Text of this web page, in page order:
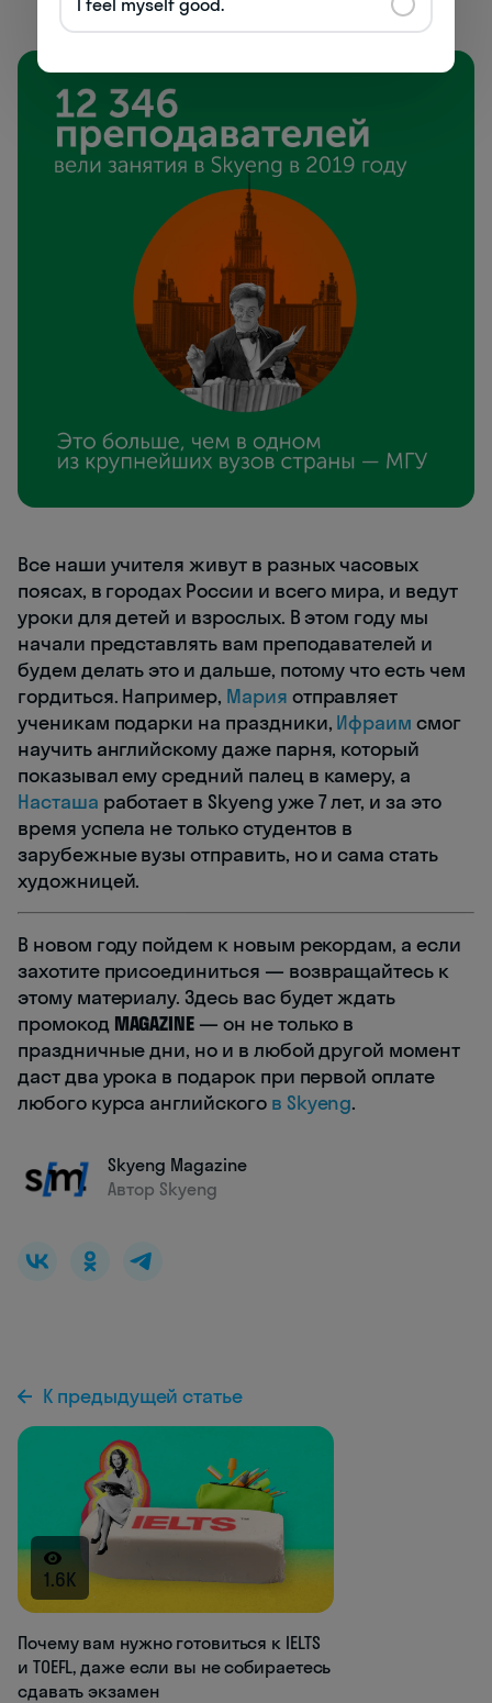
Все наши учителя живут в разных часовых
поясах, в городах России и всего мира, и ведут
уроки для детей и взрослых. В этом году мы
начали представлять вам преподавателей и
будем делать это и дальше, потому что есть чем
гордиться. Например, Мария отправляет
ученикам подарки на праздники, Ифраим смог
научить английскому даже парня, который
показывал ему средний палец в камеру, а
Насташа работает в Skyeng уже 7 лет, и за это
время успела не только студентов в
зарубежные вузы отправить, но и сама стать
художницей.
В новом году пойдем к новым рекордам, а если
захотите присоединиться — возвращайтесь к
этому материалу. Здесь вас будет ждать
промокод MAGAZINE — он не только в
праздничные дни, но и в любой другой момент
даст два урока в подарок при первой оплате
любого курса английского в Skyeng.
Skyeng Magazine
Автор Skyeng
К предыдущей статье
1.6K
Почему вам нужно готовиться к IELTS
и TOEFL, даже если вы не собираетесь
сдавать экзамен